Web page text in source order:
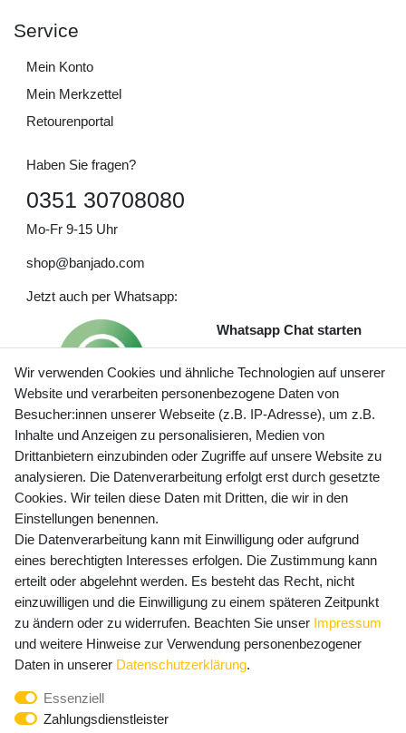
Service
Mein Konto
Mein Merkzettel
Retourenportal
Haben Sie fragen?
0351 30708080
Mo-Fr 9-15 Uhr
shop@banjado.com
Jetzt auch per Whatsapp:
Whatsapp Chat starten
Preisangaben inkl. gesetzl. MwSt. und zzgl. Service- und
Versandkosten
Newsletter Anmeldung - Keine Angebote
mehr verpassen!
E-MAIL **
Newsletter
Honig
Hiermit bestätige ich, dass ich dieDaten­schutz­erklärung
widerrufen.**
Wir verwenden Cookies und ähnliche Technologien auf unserer
Website und verarbeiten personenbezogene Daten von
Besucher:innen unserer Webseite (z.B. IP-Adresse), um z.B.
Inhalte und Anzeigen zu personalisieren, Medien von
Drittanbietern einzubinden oder Zugriffe auf unsere Website zu
analysieren. Die Datenverarbeitung erfolgt erst durch gesetzte
Cookies. Wir teilen diese Daten mit Dritten, die wir in den
Einstellungen benennen.
Die Datenverarbeitung kann mit Einwilligung oder aufgrund
eines berechtigten Interesses erfolgen. Die Zustimmung kann
erteilt oder abgelehnt werden. Es besteht das Recht, nicht
einzuwilligen und die Einwilligung zu einem späteren Zeitpunkt
zu ändern oder zu widerrufen. Beachten Sie unser Impressum
und weitere Hinweise zur Verwendung personenbezogener
Daten in unserer Daten­schutz­erklärung.
Essenziell
Zahlungsdienstleister